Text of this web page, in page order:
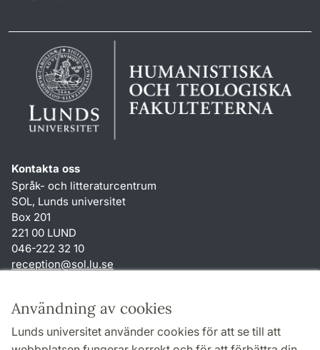
Användning av cookies
Lunds universitet använder cookies för att se till att
Kontakta oss
Språk- och litteraturcentrum
SOL, Lunds universitet
Box 201
221 00 LUND
046-222 32 10
reception@sol.lu.se
Genvägar
Om webbplatsen och cookies
Behandling av personuppgifter